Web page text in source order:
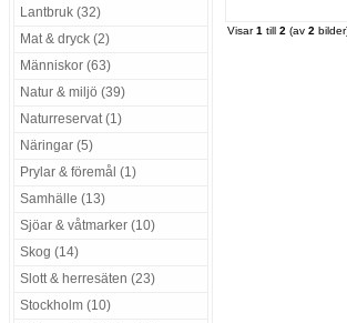
Lantbruk (32)
Mat & dryck (2)
Människor (63)
Natur & miljö (39)
Naturreservat (1)
Näringar (5)
Prylar & föremål (1)
Samhälle (13)
Sjöar & våtmarker (10)
Skog (14)
Slott & herresäten (23)
Stockholm (10)
Visar1 till 2 (av 2